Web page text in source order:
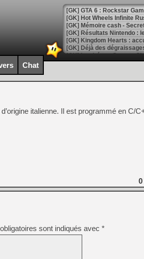
[GK] GTA 6 : Rockstar
[GK] Hot Wheels Infinite
[GK] Mémoire cash -
[GK] Résultats Nintendo :
[GK] Déjà des
[Mo5] Brickboy cherche à
[GK] Minecraft et ses «
[GK] Beast of
[GK] Ubisoft : fin de partie
[GK] Mémoire cash -
[GK] Dan Houser (GTA)
[GK] Comment EA Sports
[GK] Crimson Moon : un
[GK] Isle of Reveries : le
[GK] Moonlighter 2 : The
[GK] Capcom relance
[Mo5] Deux inédits du
[GK] Le beat'em up The
[GK] Endless Legend 2 :
[LS] [PS5] Le WebKit
Chat
italienne. Il est programmé en C/
0
sont indiqués avec *